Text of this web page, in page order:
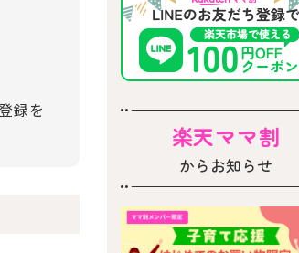
録を
楽天ママ割
からお知らせ